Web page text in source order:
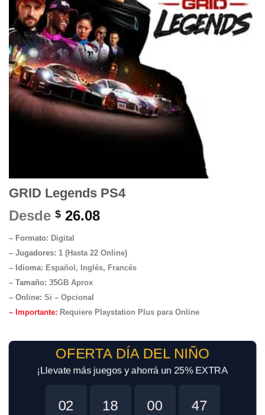
GRID Legends PS4
Desde $ 26.08
– Formato: Digital
– Jugadores: 1 (Hasta 22 Online)
– Idioma: Español, Inglés, Francés
– Tamaño: 35GB Aprox
– Online: Si – Opcional
– Importante: Requiere Playstation Plus para Online
OFERTA DÍA DEL NIÑO
¡Llevate más juegos y ahorrá un 25% EXTRA
02 18 00 47